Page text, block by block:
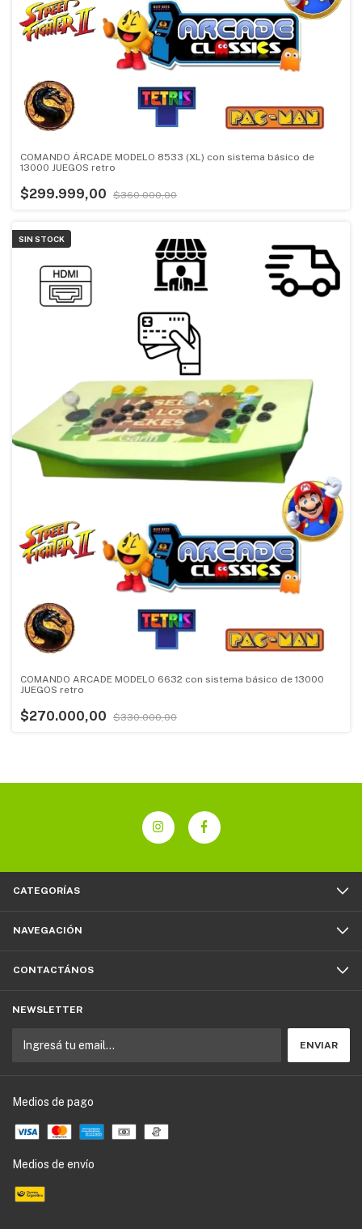
COMANDO ÁRCADE MODELO 8533 (XL) con sistema básico de
13000 JUEGOS retro
$299.999,00 $360.000,00
SIN STOCK
COMANDO ARCADE MODELO 6632 con sistema básico de 13000
JUEGOS retro
$270.000,00 $330.000,00
CATEGORÍAS
NAVEGACIÓN
CONTACTÁNOS
NEWSLETTER
Medios de pago
Medios de envío